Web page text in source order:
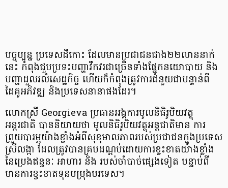
បច្ចុប្បន្ន ប្រទេស​ដី​កោះ ដែល​មាន​ប្រជាជន​ជាង​២២​លាន​នាក់​
នេះ កំពុង​ជួប​ប្រទះ​បញ្ហា​វឹកវរ​ជា​ច្រើន​ទាំង​ផ្នែក​នយោបាយ និង​
បញ្ហា​ដួល​រលំ​សេដ្ឋកិច្ច ហើយ​ក៏​កំពុង​ត្រូវការ​ជំនួយ​ជា​បន្ទាន់​ពី​
ដៃគូ​អភិវឌ្ឍ និង​ប្រទេស​នានា​ផង​ដែរ​។
លោកស្រី Georgieva ប្រធាន​អង្គការ​មូលនិធិ​រូបិយ​វត្ថុ​
អន្តរជាតិ បាន​និយាយ​ថា មូលនិធិ​រូបិយ​វត្ថុ​អន្តជាតិ​មាន ការ​
ព្រួយបារម្ភ​យ៉ាង​ខ្លាំង​អំពី​សុខុមាលភាព​របស់​ប្រជាជន​ក្នុង​ប្រទេស​
ស្រី​លង្កា ដែល​ត្រូវ​បាន​គ្របដណ្តប់​ដោយ​ការ​ខ្វះខាត​យ៉ាង​ខ្លាំង​
នៃ​ប្រេងឥន្ធនៈ អាហារ និង របស់​ចាំបាច់​ផ្សេង​ទៀត បន្ទាប់​ពី​
មានការ​ខ្វះខាត​ទុនបម្រុង​បរទេស​។